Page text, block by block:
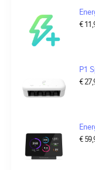
€
P1
€
€